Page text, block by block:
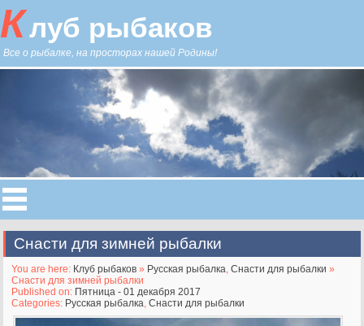
Клуб рыбаков
Все о рыбалке, на просторах нашей Родины!
Снасти для зимней рыбалки
You are here: Клуб рыбаков » Русская рыбалка,Снасти для рыбалки »
Снасти для зимней рыбалки
Published on: Пятница - 01 декабря 2017
Categories: Русская рыбалка,Снасти для рыбалки